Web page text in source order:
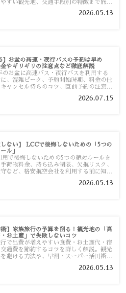
すい観光地、交通手段別の特徴まで旅行
2026.05.13
】お盆の高速・夜行バスの予約は早め
金やギリギリの注意点など徹底解説
のお盆に高速バス・夜行バスを利用する
、混雑ピーク、予約開始時期、料金の仕
ャンセル待ちのコツ、直前予約の注意点
2026.07.15
しない】 LCCで後悔しないための「5つの
ル」
で後悔しないための5つの絶対ルールを
荷物料金、持ち込み制限、欠航リスク、
守など、格安航空会社を利用する前に知っ
2026.05.13
術】家族旅行の予算を削る！観光地の「高
お土産」で失敗しないコツ
で出費が増えやすい食費・お土産代・宿
通費を節約するコツを詳しく解説。観光
避ける方法や、早割・スーパー活用術、
2026.05.13